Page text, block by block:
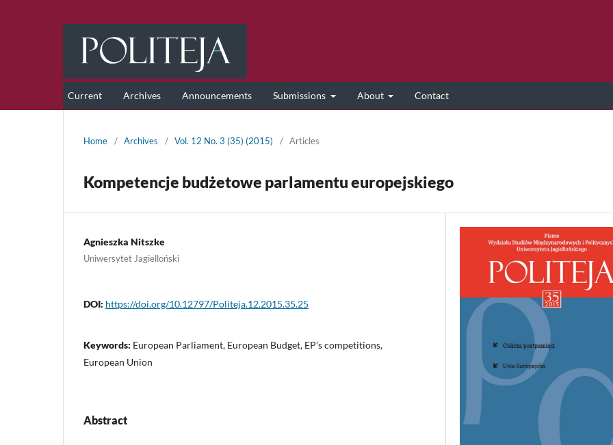
Current Archives Announcements Submissions About Contact
Home / Archives / Vol. 12 No. 3 (35) (2015) / Articles
Kompetencje budżetowe parlamentu europejskiego
Agnieszka Nitszke
Uniwersytet Jagielloński
DOI: https://doi.org/10.12797/Politeja.12.2015.35.25
Keywords: European Parliament, European Budget, EP’s competitions,
European Union
Abstract